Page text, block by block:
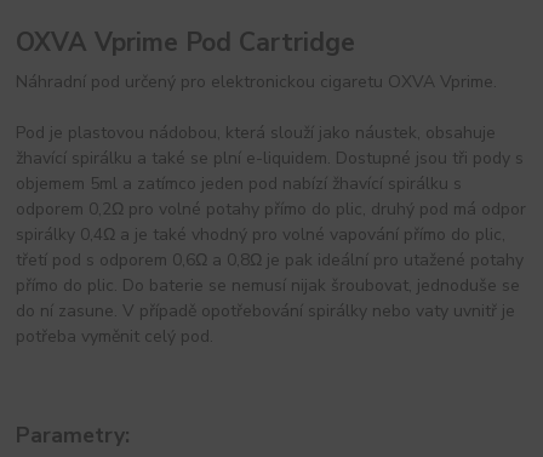
OXVA Vprime Pod Cartridge
Náhradní pod určený pro elektronickou cigaretu OXVA Vprime.
Pod je plastovou nádobou, která slouží jako náustek, obsahuje
žhavící spirálku a také se plní e-liquidem. Dostupné jsou tři pody s
objemem 5ml a zatímco jeden pod nabízí žhavící spirálku s
odporem 0,2Ω pro volné potahy přímo do plic, druhý pod má odpor
spirálky 0,4Ω a je také vhodný pro volné vapování přímo do plic,
třetí pod s odporem 0,6Ω a 0,8Ω je pak ideální pro utažené potahy
přímo do plic. Do baterie se nemusí nijak šroubovat, jednoduše se
do ní zasune. V případě opotřebování spirálky nebo vaty uvnitř je
potřeba vyměnit celý pod.
Parametry: